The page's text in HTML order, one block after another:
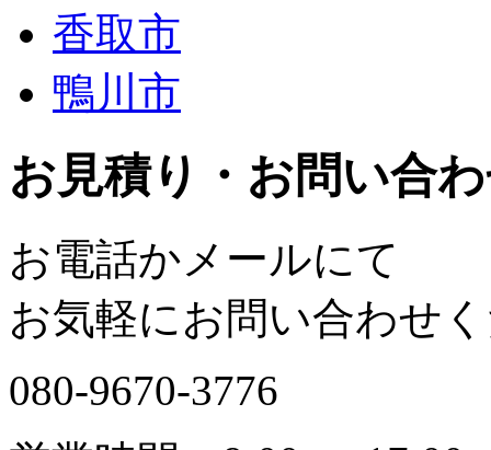
香取市
鴨川市
お見積り・お問い合
お電話かメールにて
お気軽にお問い合わせ
080-9670-3776